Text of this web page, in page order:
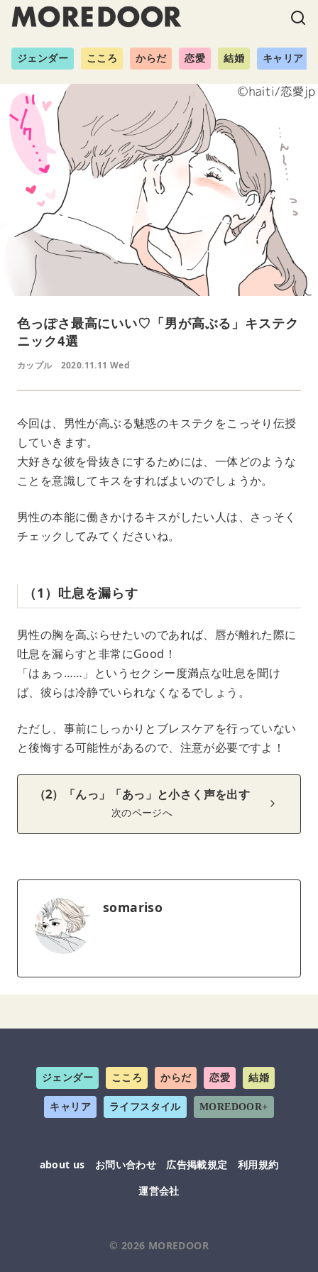
ジェンダー こころ からだ 恋愛 結婚 キャリア
色っぽさ最高にいい♡「男が高ぶる」キステク
ニック4選
カップル 2020.11.11 Wed
今回は、男性が高ぶる魅惑のキステクをこっそり伝授
していきます。
大好きな彼を骨抜きにするためには、一体どのような
ことを意識してキスをすればよいのでしょうか。
男性の本能に働きかけるキスがしたい人は、さっそく
チェックしてみてくださいね。
（1）吐息を漏らす
男性の胸を高ぶらせたいのであれば、唇が離れた際に
吐息を漏らすと非常にGood！
「はぁっ……」というセクシー度満点な吐息を聞け
ば、彼らは冷静でいられなくなるでしょう。
ただし、事前にしっかりとブレスケアを行っていない
と後悔する可能性があるので、注意が必要ですよ！
（2）「んっ」「あっ」と小さく声を出す
次のページへ
somariso
ジェンダー こころ からだ 恋愛 結婚
キャリア ライフスタイル MOREDOOR+
about us お問い合わせ 広告掲載規定
利用規約
運営会社
© 2026 MOREDOOR